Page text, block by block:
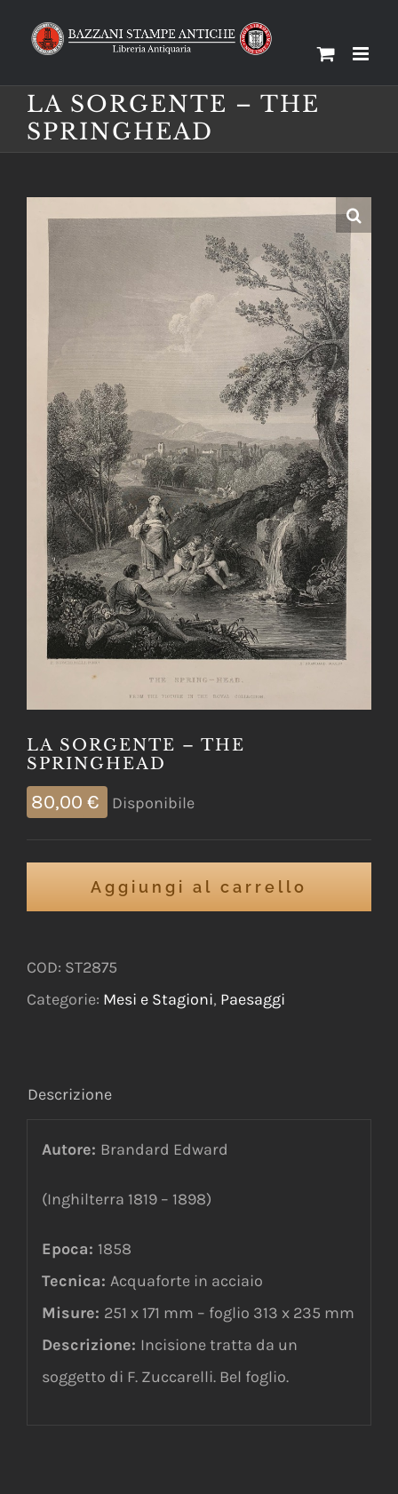
LA SORGENTE – THE
SPRINGHEAD
LA SORGENTE – THE
SPRINGHEAD
80,00 € Disponibile
Aggiungi al carrello
COD: ST2875
Categorie: Mesi e Stagioni, Paesaggi
Descrizione
Autore: Brandard Edward
(Inghilterra 1819 – 1898)
Epoca: 1858
Tecnica: Acquaforte in acciaio
Misure: 251 x 171 mm – foglio 313 x 235 mm
Descrizione: Incisione tratta da un
soggetto di F. Zuccarelli. Bel foglio.